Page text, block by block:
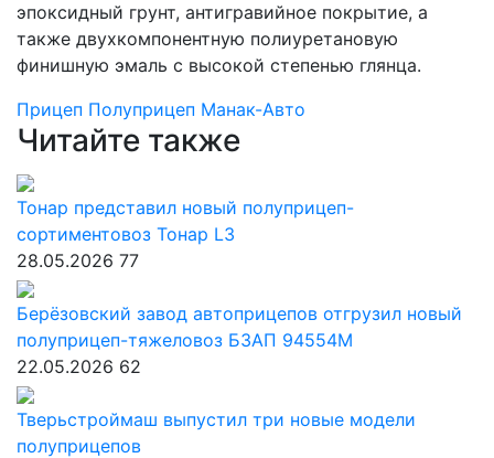
эпоксидный грунт, антигравийное покрытие, а
также двухкомпонентную полиуретановую
финишную эмаль с высокой степенью глянца.
Прицеп Полуприцеп Манак-Авто
Читайте также
Тонар представил новый полуприцеп-
сортиментовоз Тонар L3
28.05.2026 77
Берёзовский завод автоприцепов отгрузил новый
полуприцеп-тяжеловоз БЗАП 94554М
22.05.2026 62
Тверьстроймаш выпустил три новые модели
полуприцепов